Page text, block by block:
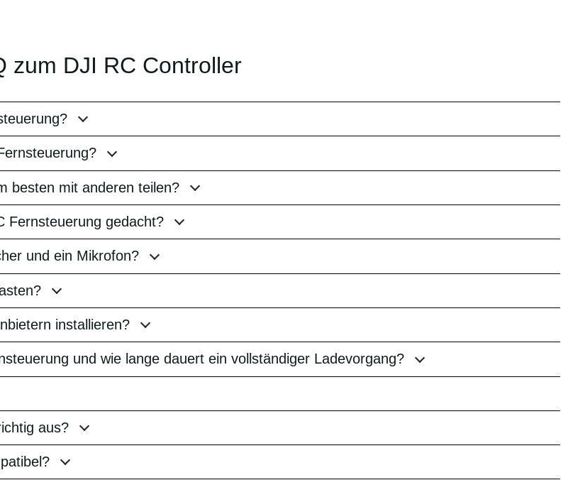
zum DJI RC Controller
besten mit anderen teilen?
Fernsteuerung gedacht?
und ein Mikrofon?
installieren?
und wie lange dauert ein vollständiger Ladevorgang?
aus?